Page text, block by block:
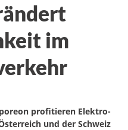
im
profitieren Elektro-
und der Schweiz